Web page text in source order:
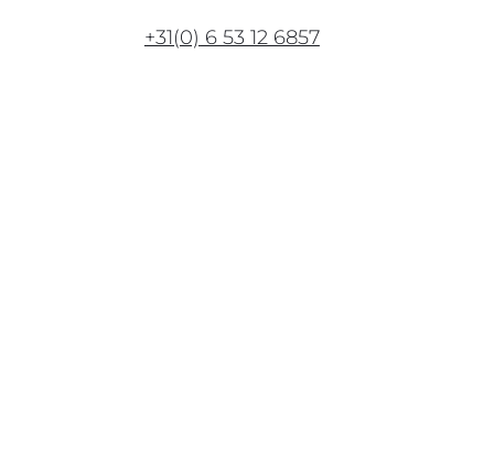
+31(0) 6 53 12 6857